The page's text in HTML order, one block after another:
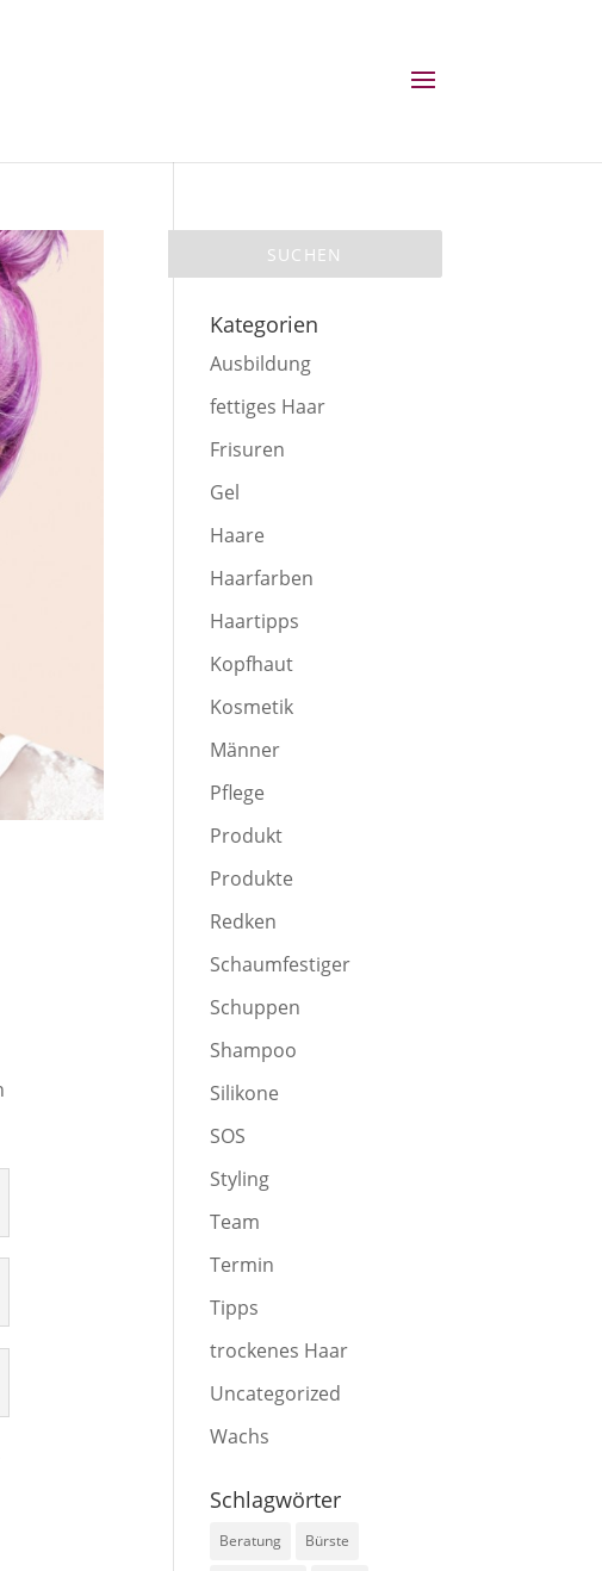
Kategorien
Ausbildung
fettiges Haar
Frisuren
Gel
Haare
Haarfarben
Haartipps
Kopfhaut
Kosmetik
Männer
Pflege
Produkt
Produkte
Redken
Schaumfestiger
Schuppen
Shampoo
Silikone
SOS
Styling
Team
Termin
Tipps
trockenes Haar
Uncategorized
Wachs
Schlagwörter
Beratung Bürste